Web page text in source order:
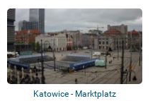
Katowice - Marktplatz